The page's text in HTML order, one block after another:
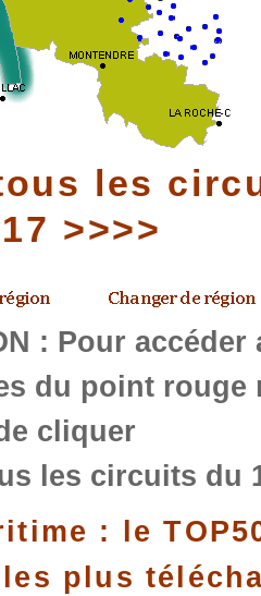
les
>>>>
: Pour accéder
du point rouge
cliquer
les circuits du
: le
plus